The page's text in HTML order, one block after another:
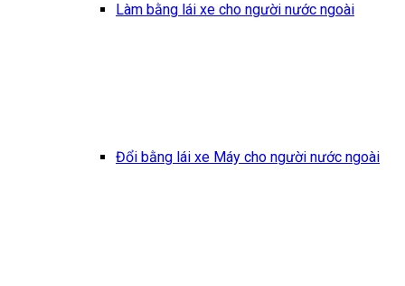
Làm bằng lái xe cho người nước ngoài
Đổi bằng lái xe Máy cho người nước ngoài